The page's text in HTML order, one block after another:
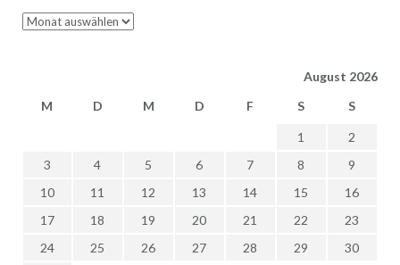
Archiv
August 2026
M
D M D F S S
1
2
3
4 5 6 7 8
9
10
11 12 13 14 15
16
17
18 19 20 21 22
23
24
25 26 27 28 29
30